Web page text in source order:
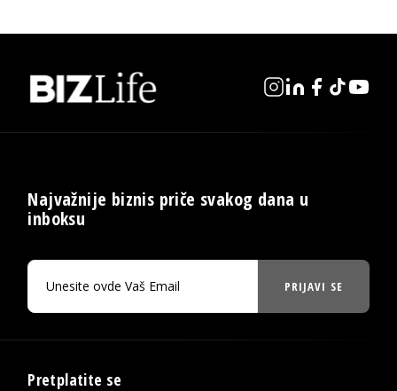
Najvažnije biznis priče svakog dana u
inboksu
PRIJAVI SE
Pretplatite se